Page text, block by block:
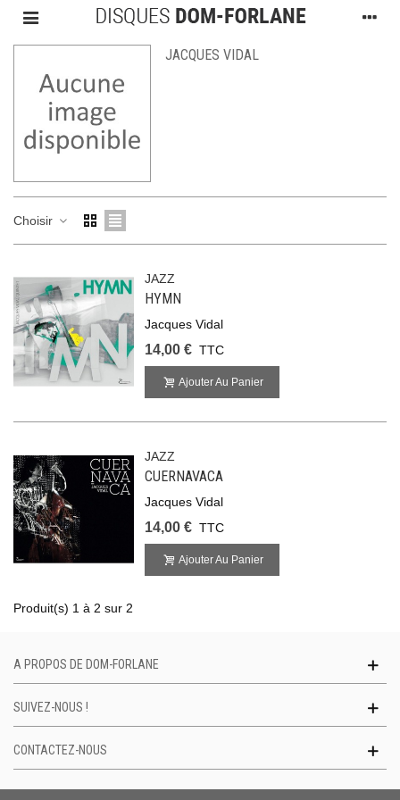
JACQUES VIDAL
Choisir
JAZZ
HYMN
Jacques Vidal
14,00 € TTC
Ajouter Au Panier
JAZZ
CUERNAVACA
Jacques Vidal
14,00 € TTC
Ajouter Au Panier
Produit(s) 1 à 2 sur 2
A PROPOS DE DOM-FORLANE
SUIVEZ-NOUS !
CONTACTEZ-NOUS